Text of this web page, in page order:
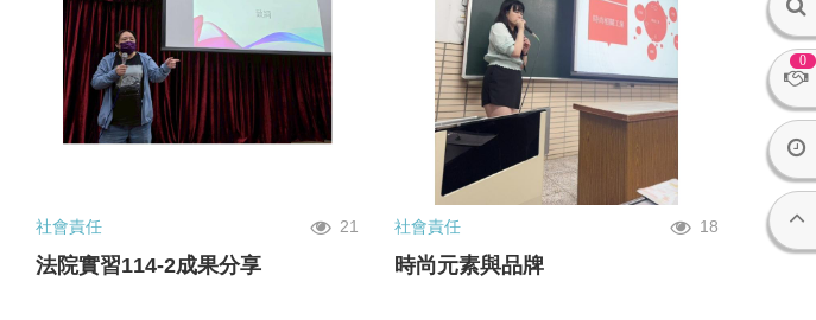
0
社會責任 21
法院實習114-2成果分享
社會責任 18
時尚元素與品牌